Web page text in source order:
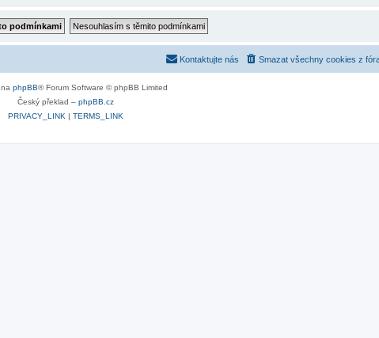
Smazat všechny cookies z
Kontaktujte nás
phpBB® Forum Software © phpBB Limited
Český překlad – phpBB.cz
PRIVACY_LINK | TERMS_LINK